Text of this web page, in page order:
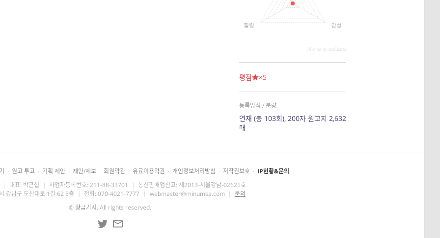
감성
힐링
JS chart by amCharts
평점 ×5
등록방식 / 분량
연재 (총 103회), 200자 원고지 2,632
매
· 원고 투고 · 기획 제안 · 제안/제보 · 회원약관 · 유료이용약관 · 개인정보처리방침 · 저작권보호 · IP현황&문의
| 대표: 박근섭 | 사업자등록번호: 211-88-33701 | 통신판매업신고: 제2013-서울강남-02625호
강남구 도산대로 1길 62 5층 | 전화: 070-4021-7777 | webmaster@minumsa.com | 문의
©황금가지 . All rights reserved.